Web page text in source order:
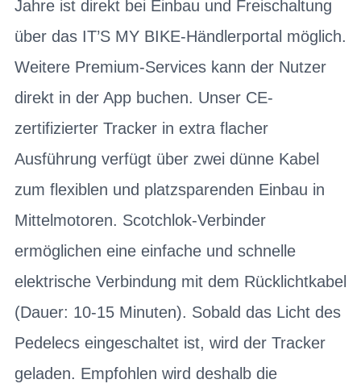
Jahre ist direkt bei Einbau und Freischaltung
über das IT’S MY BIKE-Händlerportal möglich.
Weitere Premium-Services kann der Nutzer
direkt in der App buchen. Unser CE-
zertifizierter Tracker in extra flacher
Ausführung verfügt über zwei dünne Kabel
zum flexiblen und platzsparenden Einbau in
Mittelmotoren. Scotchlok-Verbinder
ermöglichen eine einfache und schnelle
elektrische Verbindung mit dem Rücklichtkabel
(Dauer: 10-15 Minuten). Sobald das Licht des
Pedelecs eingeschaltet ist, wird der Tracker
geladen. Empfohlen wird deshalb die